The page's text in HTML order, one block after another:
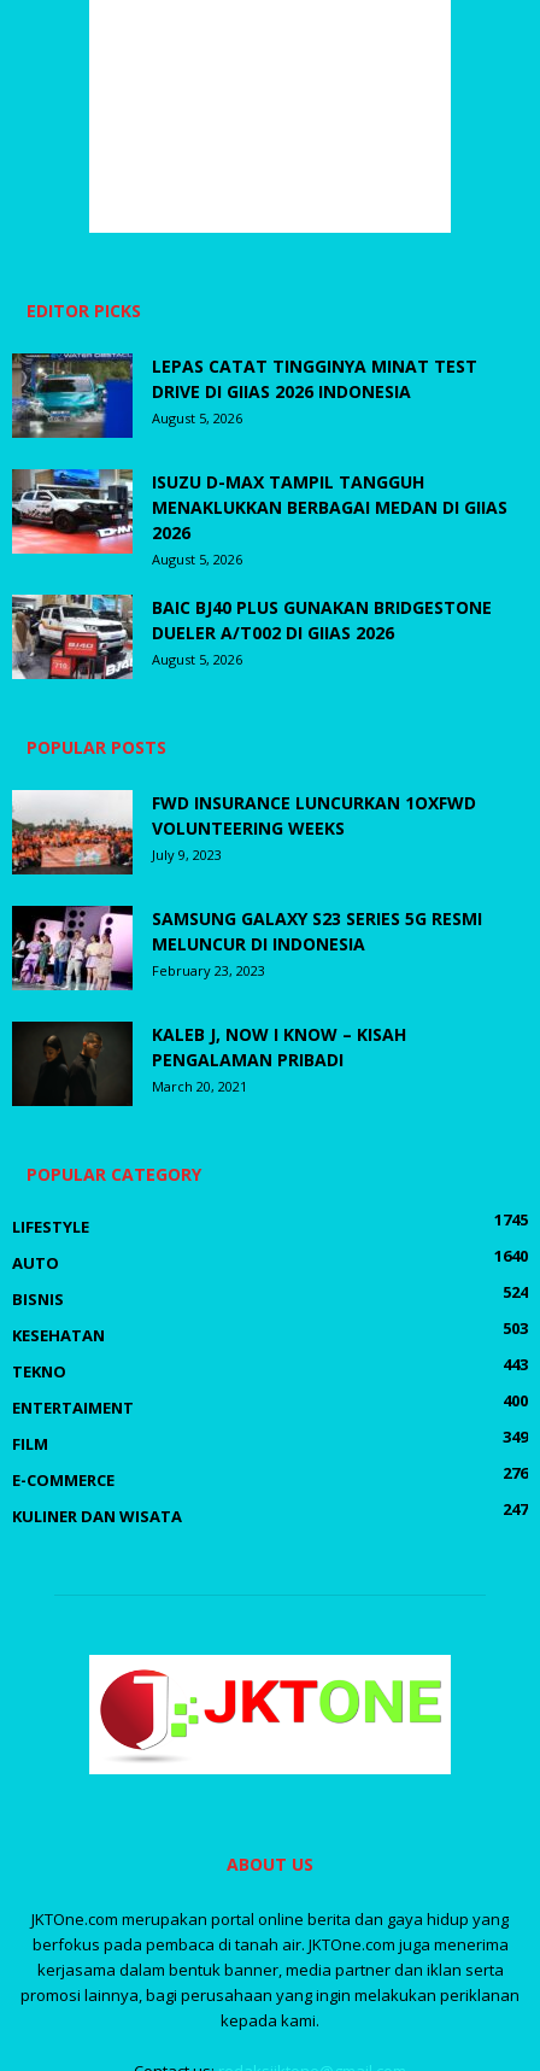
EDITOR PICKS
LEPAS CATAT TINGGINYA MINAT TEST
DRIVE DI GIIAS 2026 INDONESIA
August 5, 2026
ISUZU D-MAX TAMPIL TANGGUH
MENAKLUKKAN BERBAGAI MEDAN DI GIIAS
2026
August 5, 2026
BAIC BJ40 PLUS GUNAKAN BRIDGESTONE
DUELER A/T002 DI GIIAS 2026
August 5, 2026
POPULAR POSTS
FWD INSURANCE LUNCURKAN 1OXFWD
VOLUNTEERING WEEKS
July 9, 2023
SAMSUNG GALAXY S23 SERIES 5G RESMI
MELUNCUR DI INDONESIA
February 23, 2023
KALEB J, NOW I KNOW – KISAH
PENGALAMAN PRIBADI
March 20, 2021
POPULAR CATEGORY
LIFESTYLE
1745
AUTO
1640
BISNIS
524
KESEHATAN
503
TEKNO
443
ENTERTAIMENT
400
FILM
349
E-COMMERCE
276
KULINER DAN WISATA
247
ABOUT US
JKTOne.com merupakan portal online berita dan gaya hidup yang
berfokus pada pembaca di tanah air. JKTOne.com juga menerima
kerjasama dalam bentuk banner, media partner dan iklan serta
promosi lainnya, bagi perusahaan yang ingin melakukan periklanan
kepada kami.